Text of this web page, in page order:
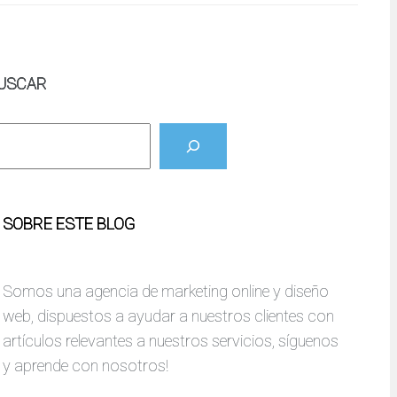
SOBRE ESTE BLOG
Somos una agencia de marketing online y diseño
web, dispuestos a ayudar a nuestros clientes con
artículos relevantes a nuestros servicios, síguenos
y aprende con nosotros!